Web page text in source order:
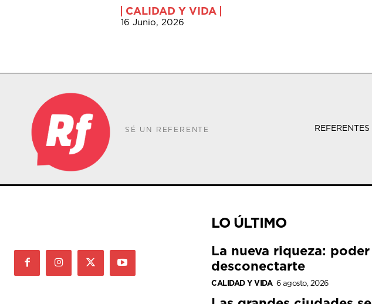
CALIDAD Y VIDA
16 Junio, 2026
SÉ UN REFERENTE REFERENTES
LO ÚLTIMO
La nueva riqueza: poder
desconectarte
CALIDAD Y VIDA 6 agosto, 2026